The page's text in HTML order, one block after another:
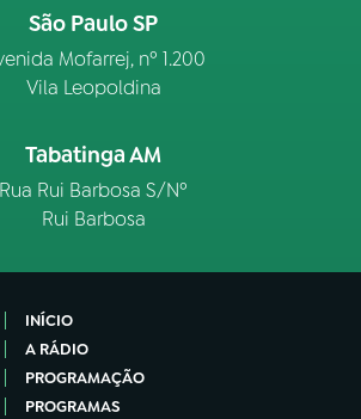
São Paulo SP
Mofarrej, nº 1.200
Vila Leopoldina
Tabatinga AM
Rua Rui Barbosa S/Nº
Rui Barbosa
INÍCIO
A RÁDIO
PROGRAMAÇÃO
PROGRAMAS